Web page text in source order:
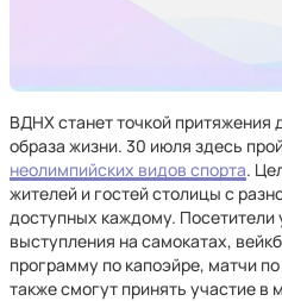
ВДНХ станет точкой притяжения
образа жизни. 30 июля здесь
неолимпийских видов спорта.
жителей и гостей столицы с
доступных каждому. Посетители
выступления на самокатах,
программу по капоэйре, матчи
также смогут принять участие в